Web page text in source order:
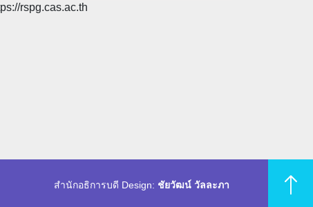
rspg.cas.ac.th
สำนักอธิการบดี Design: ชัยวัฒน์ วัลละภา